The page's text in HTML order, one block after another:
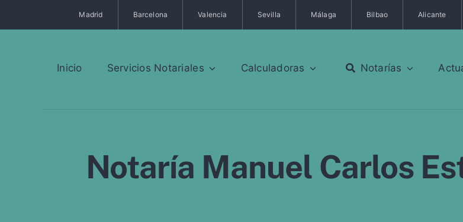
Madrid Barcelona Valencia Sevilla Málaga Bilbao Alicante
Inicio Servicios Notariales Calculadoras Notarías
Notaría Manuel Carlos